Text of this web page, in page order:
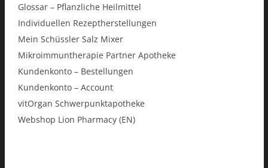
Glossar – Pflanzliche Heilmittel
Individuellen Rezeptherstellungen
Mein Schüssler Salz Mixer
Mikroimmuntherapie Partner Apotheke
Kundenkonto – Bestellungen
Kundenkonto – Account
vitOrgan Schwerpunktapotheke
Webshop Lion Pharmacy (EN)